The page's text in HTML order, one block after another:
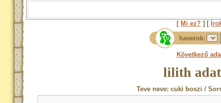
[ Mi ez? ] [
haverok:
Következő
lilith
Teve neve: cuki boszi /